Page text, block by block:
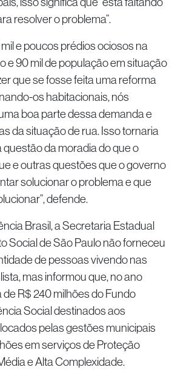
resolver o problema”.
e poucos prédios ociosos na
e 90 mil de população em situação
que se fosse feita uma reforma
os habitacionais, nós
boa parte dessa demanda e
da situação de rua. Isso tornaria
questão da moradia do que o
e outras questões que o governo
solucionar o problema e que
defende.
Brasil, a Secretaria Estadual
Social de São Paulo não forneceu
de pessoas vivendo nas
mas informou que, no ano
R$ 240 milhões do Fundo
Social destinados aos
pelas gestões municipais
em serviços de Proteção
e Alta Complexidade.